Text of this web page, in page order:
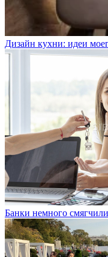
Дизайн кухни: идеи
Банки немного